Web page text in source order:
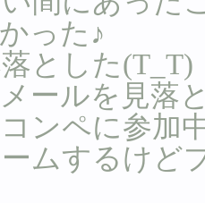
った♪
とした(T_T)
メールを見落
コンペに参加
ームするけど